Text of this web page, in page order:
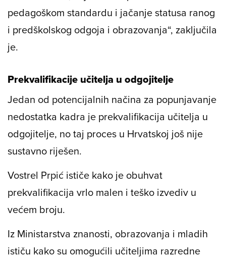
pedagoškom standardu i jačanje statusa ranog
i predškolskog odgoja i obrazovanja“, zaključila
je.
Prekvalifikacije učitelja u odgojitelje
Jedan od potencijalnih načina za popunjavanje
nedostatka kadra je prekvalifikacija učitelja u
odgojitelje, no taj proces u Hrvatskoj još nije
sustavno riješen.
Vostrel Prpić ističe kako je obuhvat
prekvalifikacija vrlo malen i teško izvediv u
većem broju.
Iz Ministarstva znanosti, obrazovanja i mladih
ističu kako su omogućili učiteljima razredne